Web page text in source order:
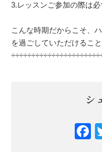
3.レッスンご参加の際は
こんな時期だからこそ、
を過ごしていただけるこ
シ